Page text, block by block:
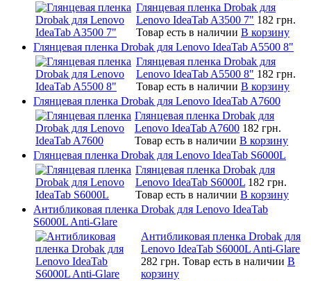
Глянцевая пленка Drobak для
Lenovo IdeaTab A3500 7" 182 грн.
Товар есть в наличии В корзину
Глянцевая пленка Drobak для Lenovo IdeaTab A5500 8"
Глянцевая пленка Drobak для
Lenovo IdeaTab A5500 8" 182 грн.
Товар есть в наличии В корзину
Глянцевая пленка Drobak для Lenovo IdeaTab A7600
Глянцевая пленка Drobak для
Lenovo IdeaTab A7600 182 грн.
Товар есть в наличии В корзину
Глянцевая пленка Drobak для Lenovo IdeaTab S6000L
Глянцевая пленка Drobak для
Lenovo IdeaTab S6000L 182 грн.
Товар есть в наличии В корзину
Антибликовая пленка Drobak для Lenovo IdeaTab
S6000L Anti-Glare
Антибликовая пленка Drobak для
Lenovo IdeaTab S6000L Anti-Glare
282 грн. Товар есть в наличии В
корзину